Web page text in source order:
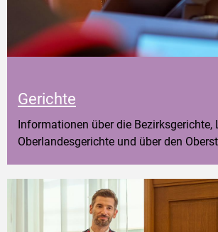
Gerichte
Informationen über die Bezirksgerichte,
Oberlandesgerichte und über den